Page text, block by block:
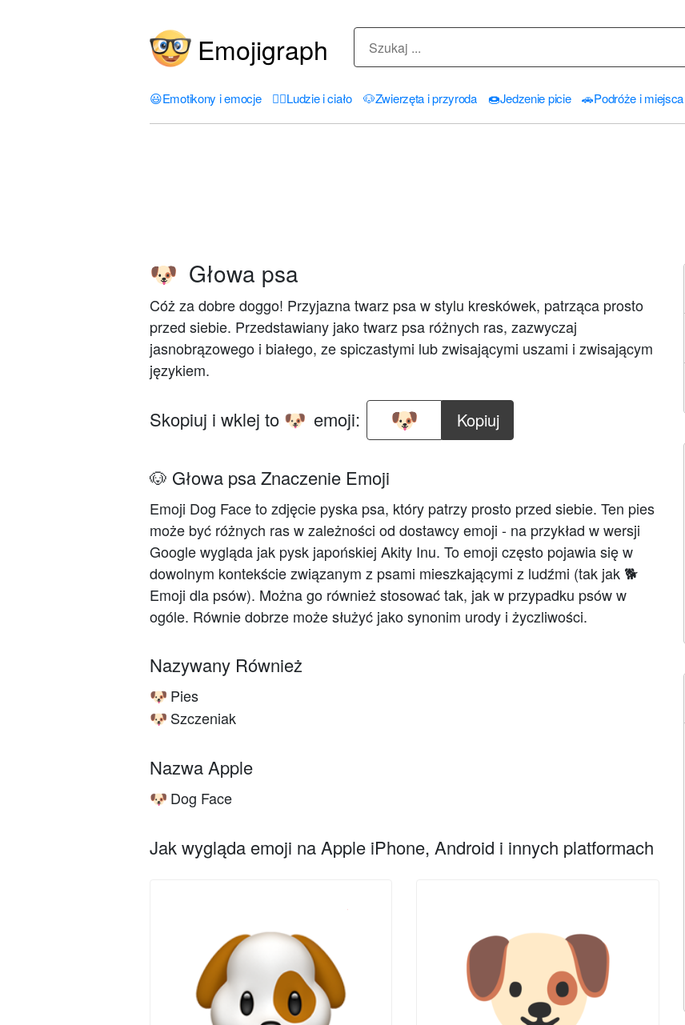
Emojigraph
😃Emotikony i emocje 🤦‍♀️Ludzie i ciało 🐶Zwierzęta i przyroda 🍩Jedzenie picie 🚗Podróże i miejsca
🐶 Głowa psa
Cóż za dobre doggo! Przyjazna twarz psa w stylu kreskówek, patrząca prosto
przed siebie. Przedstawiany jako twarz psa różnych ras, zazwyczaj
jasnobrązowego i białego, ze spiczastymi lub zwisającymi uszami i zwisającym
językiem.
Skopiuj i wklej to 🐶 emoji: Kopiuj
🐶 Głowa psa Znaczenie Emoji
Emoji Dog Face to zdjęcie pyska psa, który patrzy prosto przed siebie. Ten pies
może być różnych ras w zależności od dostawcy emoji - na przykład w wersji
Google wygląda jak pysk japońskiej Akity Inu. To emoji często pojawia się w
dowolnym kontekście związanym z psami mieszkającymi z ludźmi (tak jak 🐕
Emoji dla psów). Można go również stosować tak, jak w przypadku psów w
ogóle. Równie dobrze może służyć jako synonim urody i życzliwości.
Nazywany Również
🐶 Pies
🐶 Szczeniak
Nazwa Apple
🐶 Dog Face
Jak wygląda emoji na Apple iPhone, Android i innych platformach